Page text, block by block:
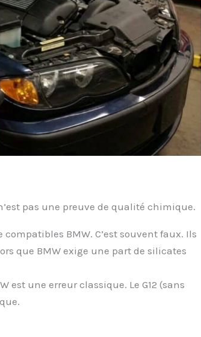
pas une preuve de qualité chimique.
BMW. C’est souvent faux. Ils
que BMW exige une part de silicates
est une erreur classique. Le G12 (sans